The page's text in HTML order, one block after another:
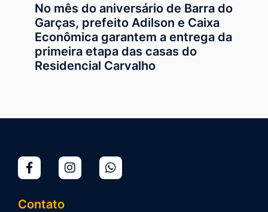
No mês do aniversário de Barra do
Garças, prefeito Adilson e Caixa
Econômica garantem a entrega da
primeira etapa das casas do
Residencial Carvalho
Contato